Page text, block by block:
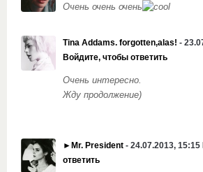
Очень очень очень
Tina Addams. forgotten,alas! -
Войдите, чтобы ответить
Очень интересно.
Жду продолжение)
►Mr. President - 24.07.2013, 15:15
ответить